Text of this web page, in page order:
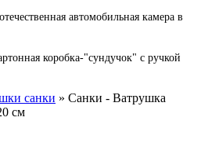
автомобильная камера в
коробка-"сундучок" с ручкой
санки » Санки - Ватрушка
см